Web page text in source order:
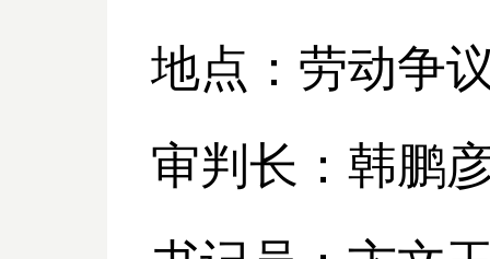
地点：劳动争
审判长：韩鹏